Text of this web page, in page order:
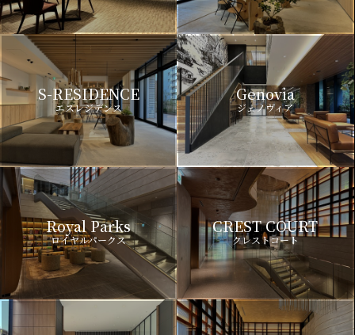
S-RESIDENCE
エスレジデンス
Genovia
ジェノヴィア
Royal Parks
ロイヤルパークス
CREST COURT
クレストコート